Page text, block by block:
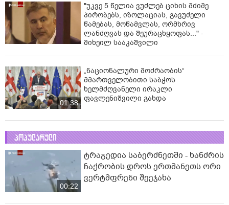
"უკვე 5 წელია ვუძლებ ციხის მძიმე
პირობებს, იზოლაციას, გავუძელი
წამებას, მოწამვლას, ორმხრივ
ლანძღვას და შეურაცხყოფას..." -
მიხეილ სააკაშვილი
01:38
„ნაციონალური მოძრაობის“
მმართველობითი საბჭოს
ხელმძღვანელი ირაკლი
ფავლენიშვილი გახდა
პოპულარული
00:22
ტრაგედია საბერძნეთში - ხანძრის
ჩაქრობის დროს ერთმანეთს ორი
ვერტმფრენი შეეჯახა